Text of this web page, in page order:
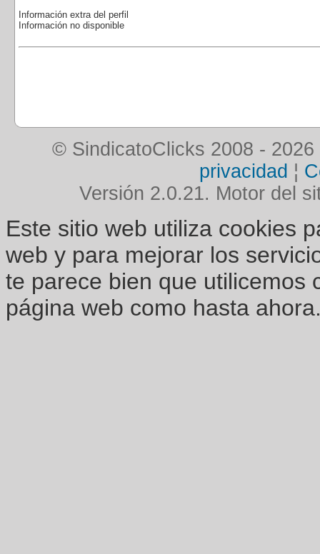
Información extra del perfil
Información no disponible
© SindicatoClicks 2008 - 2026
privacidad ¦
Versión 2.0.21. Motor del
Este sitio web utiliza cookies
web y para mejorar los
te parece bien que utilicemos
página web como hasta